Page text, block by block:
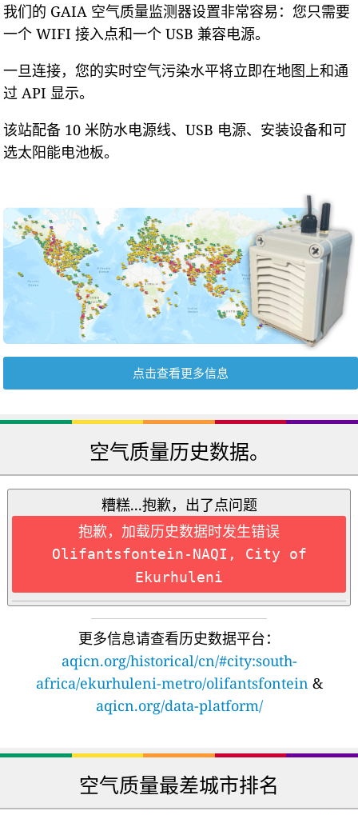
我们的 GAIA 空气质量监测器设置非常容易：您只需要
一个 WIFI 接入点和一个 USB 兼容电源。
一旦连接，您的实时空气污染水平将立即在地图上和通
过 API 显示。
该站配备 10 米防水电源线、USB 电源、安装设备和可
选太阳能电池板。
点击查看更多信息
空气质量历史数据。
糟糕...抱歉，出了点问题
抱歉，加载历史数据时发生错误
Olifantsfontein-NAQI, City of
Ekurhuleni
更多信息请查看历史数据平台：
aqicn.org/historical/cn/#city:south-
africa/ekurhuleni-metro/olifantsfontein &
aqicn.org/data-platform/
空气质量最差城市排名